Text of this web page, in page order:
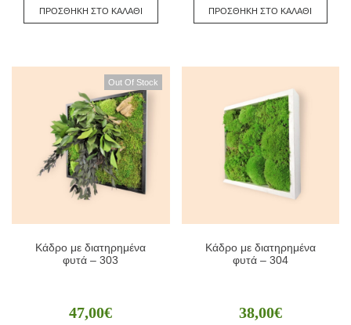
ΠΡΟΣΘΗΚΗ ΣΤΟ ΚΑΛΑΘΙ ΠΡΟΣΘΗΚΗ ΣΤΟ ΚΑΛΑΘΙ
Out Of Stock
Κάδρο με διατηρημένα
φυτά – 303
47,00€
Κάδρο με διατηρημένα
φυτά – 304
38,00€